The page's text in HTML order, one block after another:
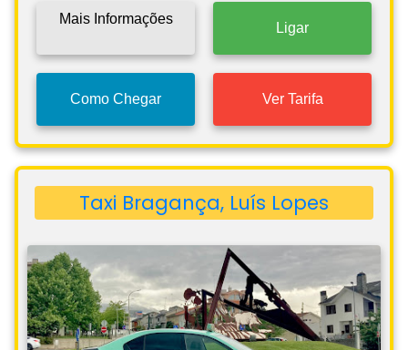
Mais Informações
Ligar
Como Chegar Ver Tarifa
Taxi Bragança, Luís Lopes